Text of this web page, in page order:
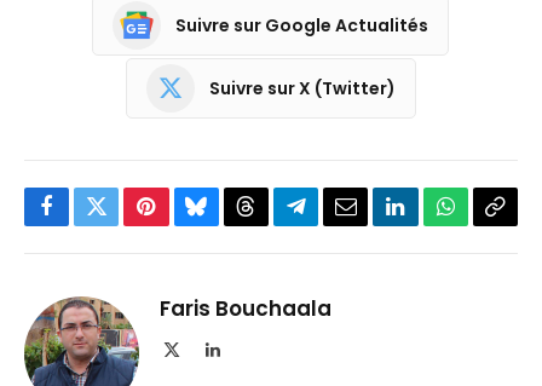
Suivre sur Google Actualités
Suivre sur X (Twitter)
Facebook
TwitterPinterestBlueskyThreadsPartager
Telegram
EmailLinkedInWhatsApp
Faris Bouchaala
LinkedIn